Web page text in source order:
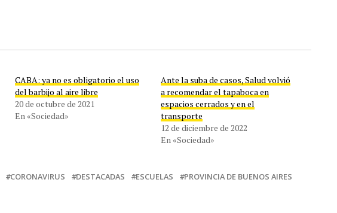
CABA: ya no es obligatorio el uso
del barbijo al aire libre
20 de octubre de 2021
En «Sociedad»
Ante la suba de casos, Salud volvió
a recomendar el tapaboca en
espacios cerrados y en el
transporte
12 de diciembre de 2022
En «Sociedad»
CORONAVIRUS DESTACADAS ESCUELAS PROVINCIA DE BUENOS AIRES